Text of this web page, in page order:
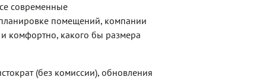
современные
помещений, компании
и комфортно, какого бы размера
(без комиссии), обновления